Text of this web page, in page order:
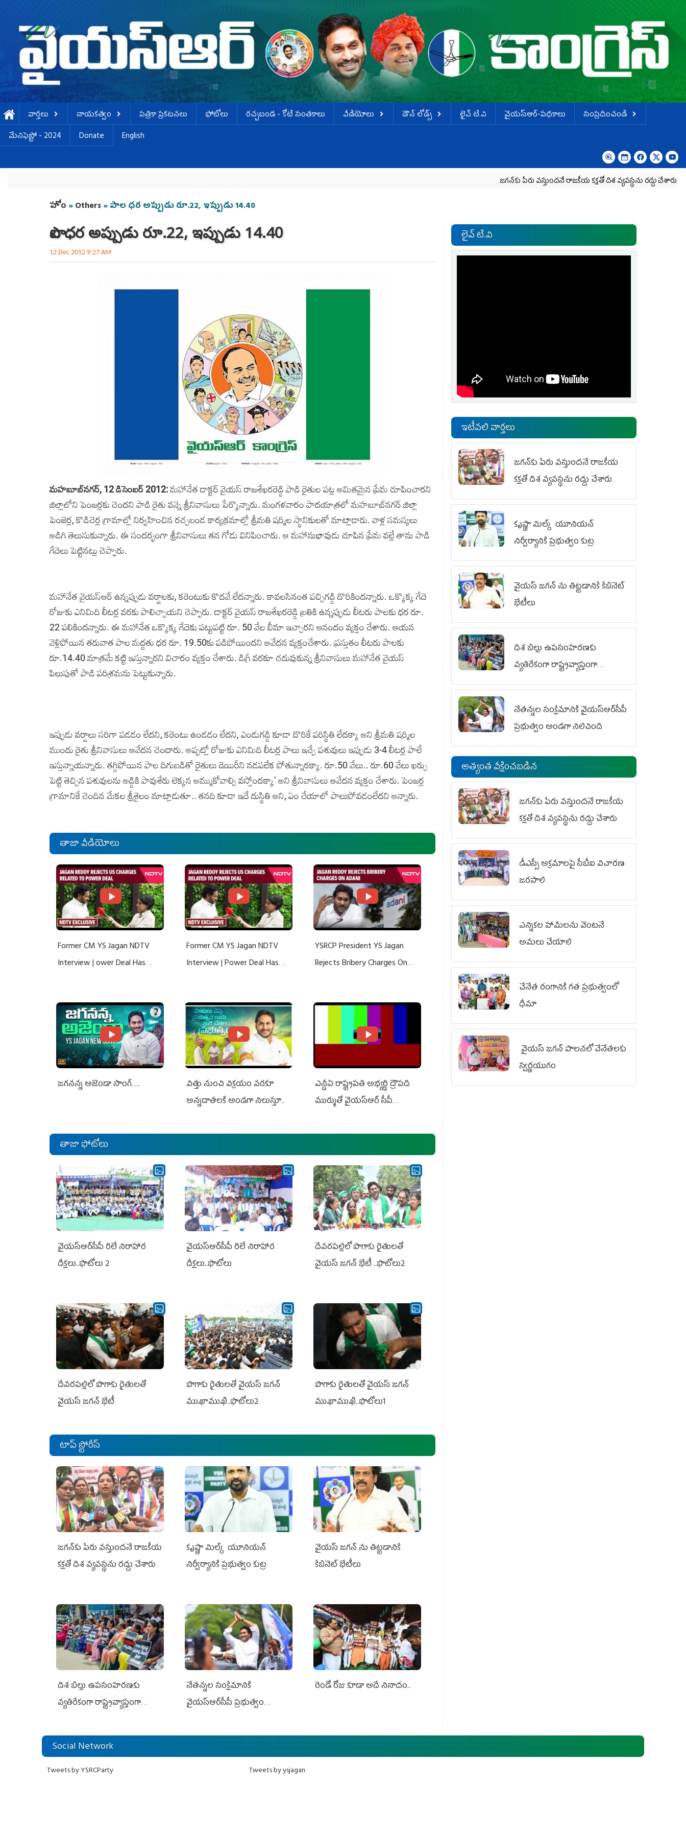
వార్తలు నాయకత్వం పత్రికా ప్రకటనలు ఫోటోలు ర‌చ్చ‌బండ‌ - కోటి సంత‌కాలు వీడియోలు డౌన్ లోడ్స్ లైవ్ టి.వి వైయస్ఆర్-పథకాలు
సంప్రదించండి
మేనిఫెస్టో - 2024
Donate English
జగన్‌కు పేరు వస్తుందనే రాజకీయ కక్షతో దిశ వ్య‌వ‌స్థ‌ను రద్దు చేశారు కృష్ణా
You are here
హోం »Others» పాల ధర అప్పుడు రూ.22, ఇప్పుడు 14.40
పాల ధర అప్పుడు రూ.22, ఇప్పుడు 14.40
12 Dec 2012 9:27 AM
మహబూబ్‌నగర్‌, 12 డిసెంబర్‌ 2012:మహానేత డాక్టర్‌ వైయస్‌ రాజశేఖరరెడ్డి పాడి రైతుల పట్ల అమితమైన ప్రేమ చూపించారని
జిల్లాలోని పెంజర్లకు చెందని పాడి రైతు వన్నె శ్రీనివాసులు పేర్కొన్నారు. మంగళవారం పాదయాత్రలో మహబూబ్‌నగర్ జిల్లా
పెంజెర్ల, ‌కొడిచెర్ల గ్రామాల్లో నిర్వహించిన రచ్చబండ కార్యక్రమాల్లో శ్రీమతి షర్మిల స్థానికులతో మాట్లాడారు. వాళ్ల సమస్యలు
అడిగి తెలుసుకున్నారు. ఈ సందర్భంగా శ్రీనివాసులు తన గోడు వినిపించారు. ఆ మహానుభావుడు చూపిన ప్రేమ వల్లే తాను పాడి
గేదెలు పెట్టినట్లు చెప్పారు.
మహానేత వైయస్‌ఆర్ ఉన్నప్పుడు వర్షాలకు‌, కరెంటుకు కొదవే లేదన్నారు. కావలసినంత పచ్చిగడ్డి దొరికిందన్నారు. ఒక్కొక్క గేదె
రోజుకు ఎనిమిది లీటర్ల వరకు పాలిచ్చాయని చెప్పారు. డాక్టర్‌ వైయస్‌ రాజశేఖరరెడ్డి బ్రతికి ఉన్నప్పుడు లీటరు పాలకు ధర రూ.
22 పలికిందన్నారు. ఈ మహానేత ఒక్కొక్క గేదెకు పట్టుపట్టి రూ. 50 వేల బీమా ఇచ్చారని ఆనందం వ్యక్తం చేశారు. ఆయన
వెళ్లిపోయిన తరువాత పాల మద్దతు ధర రూ. 19.50కు పడిపోయిందని ఆవేదన వ్యక్తంచేశారు. ప్రస్తుతం లీటరు పాలకు
రూ.14.40 మాత్రమే కట్టి ఇస్తున్నారని విచారం వ్యక్తం చేశారు. డిగ్రీ వరకూ చదువుకున్న శ్రీనివాసులు మహానేత వైయస్‌
పిలుపుతో పాడి పరిశ్రమను పెట్టుకున్నారు.
ఇప్పుడు వర్షాలు సరిగా పడడం లేదని, కరెంటు ఉండడం లేదని, ఎండుగడ్డి కూడా దొరికే పరిస్థితి లేదక్కా అని శ్రీమతి షర్మిల
ముందు రైతు శ్రీనివాసులు ఆవేదన చెందారు. అప్పట్లో రోజుకు ఎనిమిది లీటర్ల పాలు ఇచ్చే పశువులు ఇప్పుడు 3-4 లీటర్ల పాలే
ఇస్తున్నాయన్నారు. తగ్గిపోయిన పాల దిగుబడితో రైతులు డెయిరీని నడపలేక పోతున్నారక్కా. రూ.50 వేలు.. రూ.60 వేలు ఖర్చు
పెట్టి తెచ్చిన పశువులను అడ్డికి పావుశేరు లెక్కన అమ్ముకోవాల్సి వస్తోందక్కా’ అని శ్రీనివాసులు ఆవేదన వ్యక్తం చేశారు. పెంజర్ల
గ్రామానికే చెందిన మేకల శ్రీశైలం మాట్లాడుతూ.. తనది కూడా ఇదే దుస్థితి అని, ఏం చేయాలో పాలుపోవడంలేదని అన్నారు.
తాజా వీడియోలు
Former CM YS Jagan NDTV
Interview | ower Deal Has
Former CM YS Jagan NDTV
Interview | Power Deal Has
YSRCP President YS Jagan
Rejects Bribery Charges On
జగనన్న అజెండా సాంగ్….
విత్తు నుంచి విక్రయం వరకూ
అన్నదాతలకి అండగా నిలుస్తూ..
ఎన్డీఏ రాష్ట్ర‌ప‌తి అభ్య‌ర్థి ద్రౌప‌ది
ముర్ముతో వైయ‌స్ఆర్ సీపీ
ఎమ్మెల్యేలు, ఎంపీల స‌మావేశం
తాజా ఫోటోలు
వైయ‌స్ఆర్‌సీపీ రిలే నిరాహార
దీక్షలు..ఫొటోలు 2
వైయ‌స్ఆర్‌సీపీ రిలే నిరాహార
దీక్షలు..ఫొటోలు
దేవరపల్లిలో పొగాకు రైతులతో
వైయస్ జగన్ భేటీ ..ఫొటోలు2
దేవరపల్లిలో పొగాకు రైతులతో
వైయస్ జగన్ భేటీ
పొగాకు రైతుల‌తో వైయ‌స్ జ‌గ‌న్
ముఖాముఖి..ఫొటోలు2
పొగాకు రైతుల‌తో వైయ‌స్ జ‌గ‌న్
ముఖాముఖి..ఫొటోలు1
టాప్ స్టోరీస్
జగన్‌కు పేరు వస్తుందనే రాజకీయ
కక్షతో దిశ వ్య‌వ‌స్థ‌ను రద్దు చేశారు
కృష్ణా మిల్క్‌ యూనియన్‌
నిర్వీర్యానికి ప్రభుత్వం కుట్ర
వైయ‌స్ జగన్‌ ను తిట్టడానికే
కేబినెట్‌ భేటీలు
దిశ బిల్లు ఉపసంహరణకు
వ్యతిరేకంగా రాష్ట్రవ్యాప్తంగా
ఆందోళనలు
నేతన్నల సంక్షేమానికి
వైయ‌స్ఆర్‌సీపీ ప్రభుత్వం
రెండో రోజు కూడా అదే నినాదం..
లైవ్ టి.వి
ఇటీవలి వార్తలు
జగన్‌కు పేరు వస్తుందనే రాజకీయ
కక్షతో దిశ వ్య‌వ‌స్థ‌ను రద్దు చేశారు
కృష్ణా మిల్క్‌ యూనియన్‌
నిర్వీర్యానికి ప్రభుత్వం కుట్ర
వైయ‌స్ జగన్‌ ను తిట్టడానికే కేబినెట్‌
భేటీలు
దిశ బిల్లు ఉపసంహరణకు
వ్యతిరేకంగా రాష్ట్రవ్యాప్తంగా
వైయ‌స్ఆర్‌సీపీ మహిళా విభాగం
నేతన్నల సంక్షేమానికి వైయ‌స్ఆర్‌సీపీ
ప్రభుత్వం అండగా నిలిచింది
అత్యంత వీక్షించబడిన
జగన్‌కు పేరు వస్తుందనే రాజకీయ
కక్షతో దిశ వ్య‌వ‌స్థ‌ను రద్దు చేశారు
డీఎస్సీ అక్రమాలపై సీబీఐ విచారణ
జరపాలి
ఎన్నికల హామీలను వెంటనే
అమలు చేయాలి
చేనేత రంగానికి గత ప్రభుత్వంలో
ధీమా
వైయ‌స్ జగన్ పాలనలో చేనేతలకు
స్వర్ణయుగం
Social Network
Tweets by YSRCParty Tweets by ysjagan